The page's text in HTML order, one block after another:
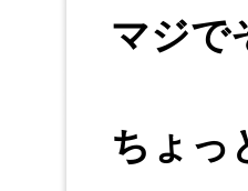
マジで
ちょっ